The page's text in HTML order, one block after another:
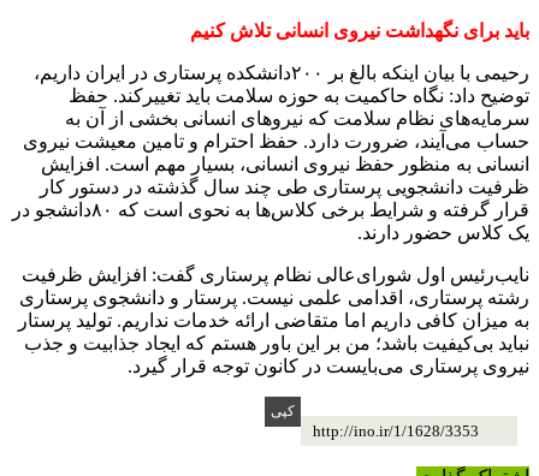
باید برای نگهداشت نیروی انسانی تلاش کنیم
رحیمی با بیان اینکه بالغ بر ۲۰۰دانشکده پرستاری در ایران داریم،
توضیح داد: نگاه حاکمیت به حوزه سلامت باید تغییرکند. حفظ
سرمایه‌های نظام سلامت که نیروهای انسانی بخشی از آن به
حساب می‌آیند، ضرورت دارد. حفظ احترام و تامین معیشت نیروی
انسانی به منظور حفظ نیروی انسانی، بسیار مهم است. افزایش
ظرفیت دانشجویی پرستاری طی چند سال گذشته در دستور کار
قرار گرفته و شرایط برخی کلاس‌ها به نحوی است که ۸۰دانشجو در
یک کلاس حضور دارند.
نایب‌رئیس اول شورای‌عالی نظام پرستاری گفت: افزایش ظرفیت
رشته پرستاری، اقدامی علمی نیست. پرستار و دانشجوی پرستاری
به میزان کافی داریم اما متقاضی ارائه‌ خدمات نداریم. تولید پرستار
نباید بی‌کیفیت باشد؛ من بر این باور هستم که ایجاد جذابیت و جذب
نیروی پرستاری می‌بایست در کانون توجه قرار گیرد.
http://ino.ir/1/1628/3353